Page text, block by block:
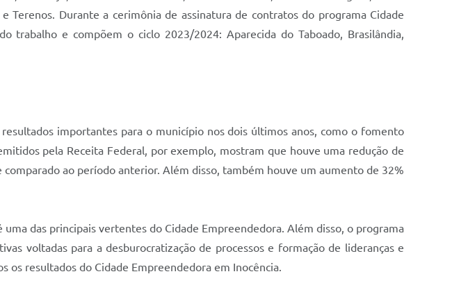
Terenos. Durante a cerimônia de assinatura de contratos do programa Cidade
trabalho e compõem o ciclo 2023/2024: Aparecida do Taboado, Brasilândia,
importantes para o município nos dois últimos anos, como o fomento
pela Receita Federal, por exemplo, mostram que houve uma redução de
ao período anterior. Além disso, também houve um aumento de 32%
das principais vertentes do Cidade Empreendedora. Além disso, o programa
voltadas para a desburocratização de processos e formação de lideranças e
os resultados do Cidade Empreendedora em Inocência.